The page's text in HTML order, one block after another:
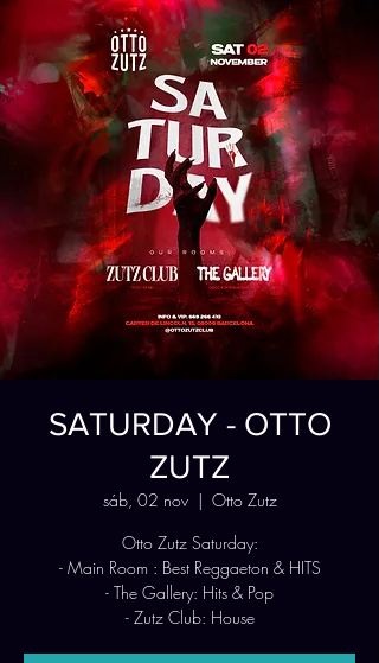
SATURDAY - OTTO
ZUTZ
sáb, 02 nov
  |
Otto Zutz
Otto Zutz Saturday:
- Main Room : Best Reggaeton & HITS
- The Gallery: Hits & Pop
- Zutz Club: House